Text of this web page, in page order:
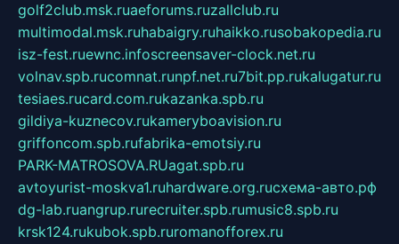
golf2club.msk.ruaeforums.ruzallclub.ru
multimodal.msk.ruhabaigry.ruhaikko.rusobakopedia.ru
isz-fest.ruewnc.infoscreensaver-clock.net.ru
volnav.spb.rucomnat.runpf.net.ru7bit.pp.rukalugatur.ru
tesiaes.rucard.com.rukazanka.spb.ru
gildiya-kuznecov.rukameryboavision.ru
griffoncom.spb.rufabrika-emotsiy.ru
PARK-MATROSOVA.RUagat.spb.ru
avtoyurist-moskva1.ruhardware.org.ruсхема-авто.рф
dg-lab.ruangrup.rurecruiter.spb.rumusic8.spb.ru
krsk124.rukubok.spb.ruromanofforex.ru